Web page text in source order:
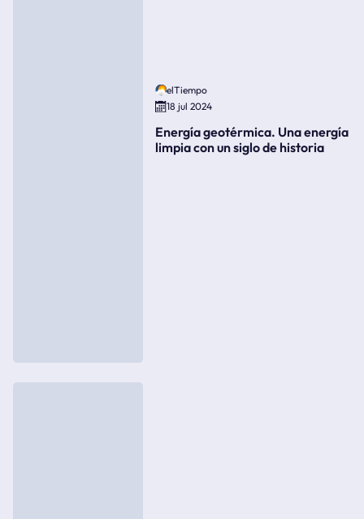
elTiempo
18 jul 2024
Energía geotérmica. Una energía
limpia con un siglo de historia